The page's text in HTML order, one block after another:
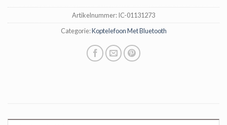
Artikelnummer:IC-01131273
Categorie:Koptelefoon Met Bluetooth